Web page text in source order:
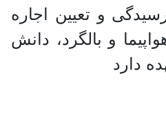
و تعیین اجاره
و بالگرد، دانش
دارد